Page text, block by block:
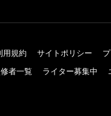
用規約 サイトポリシー
者一覧
ライター募集中